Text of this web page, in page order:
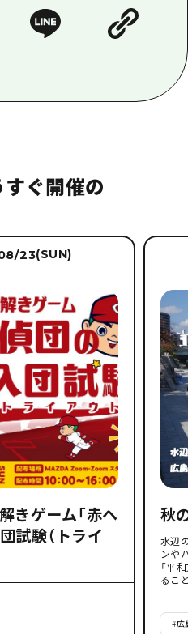
すぐ開催の
23(SUN)
きゲーム「赤ヘ
試験（トライ
秋
水辺
ンや
「平
るこ
#広